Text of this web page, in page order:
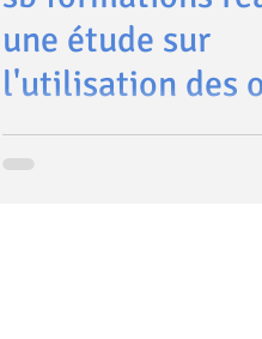
une étude sur
l'utilisation des
informatiques
Comment utilisez-vous les
en milieu professionnel ? Avez-